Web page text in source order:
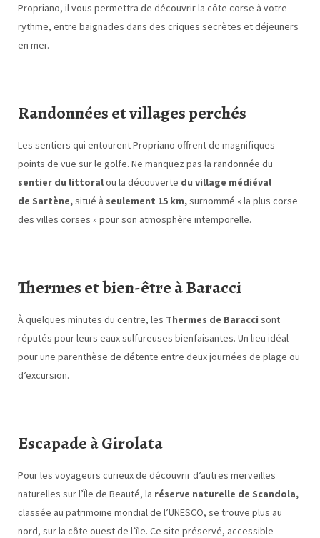
Propriano, il vous permettra de découvrir la côte corse à votre
rythme, entre baignades dans des criques secrètes et déjeuners
en mer.
Randonnées et villages perchés
Les sentiers qui entourent Propriano offrent de magnifiques
points de vue sur le golfe. Ne manquez pas la randonnée du
sentier du littoralou la découverte du village médiéval
de Sartène,situé à seulement 15 km,surnommé « la plus corse
des villes corses » pour son atmosphère intemporelle.
Thermes et bien-être à Baracci
À quelques minutes du centre, les Thermes de Baracci sont
réputés pour leurs eaux sulfureuses bienfaisantes. Un lieu idéal
pour une parenthèse de détente entre deux journées de plage ou
d’excursion.
Escapade à Girolata
Pour les voyageurs curieux de découvrir d’autres merveilles
naturelles sur l’Île de Beauté, la réserve naturelle de Scandola,
classée au patrimoine mondial de l’UNESCO, se trouve plus au
nord, sur la côte ouest de l’île. Ce site préservé, accessible